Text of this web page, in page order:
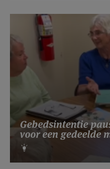
Gebedsintentie
voor een gedeelde